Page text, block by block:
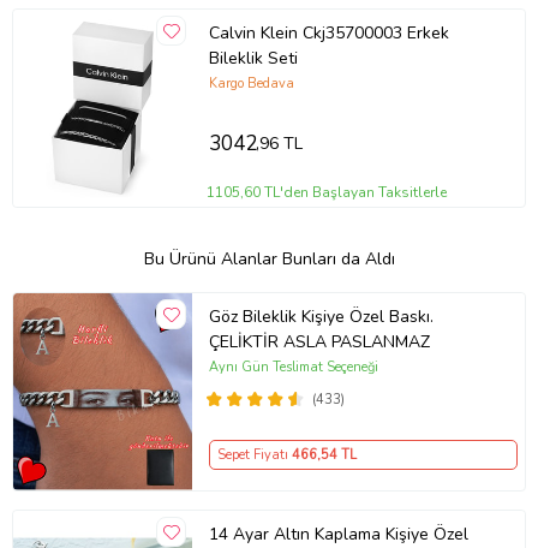
Calvin Klein Ckj35700003 Erkek
Bileklik Seti
Kargo Bedava
3042,96 TL
1105,60 TL'den Başlayan Taksitlerle
Bu Ürünü Alanlar Bunları da Aldı
Göz Bileklik Kişiye Özel Baskı.
ÇELİKTİR ASLA PASLANMAZ
(433)
Aynı Gün Teslimat Seçeneği
Sepet Fiyatı 466,54 TL
14 Ayar Altın Kaplama Kişiye Özel